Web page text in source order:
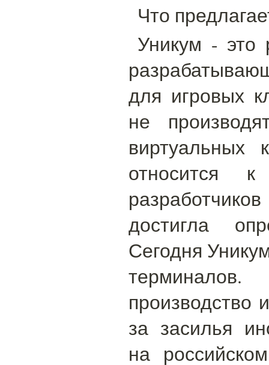
Что
Уникум - это
для игровых
не
виртуальных
относится
достигла
Сегодня
производство
за засилья
на